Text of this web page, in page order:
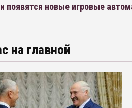
появятся новые игровые
на главной